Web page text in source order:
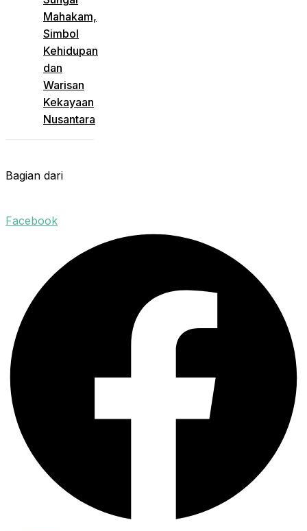
Mahakam,
Simbol
Kehidupan
dan
Warisan
Kekayaan
Nusantara
Bagian dari
Facebook